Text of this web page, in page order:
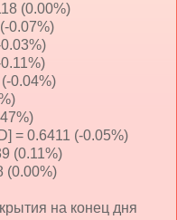
(0.00%)
0.07%)
0.04%)
= 0.6411 (-0.05%)
(0.11%)
(0.00%)
на конец дня